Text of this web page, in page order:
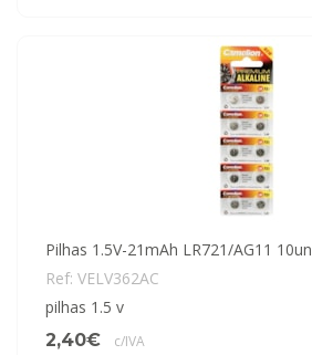
Pilhas 1.5V-21mAh LR721/AG11 10un
Ref: VELV362AC
pilhas 1.5 v
2,40€
c/IVA